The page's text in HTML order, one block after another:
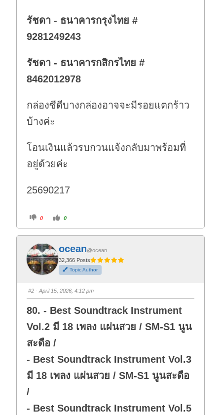
รัชดา - ธนาคารกรุงไทย #
9281249243
รัชดา - ธนาคารกสิกรไทย #
8462012978
กล่องซีดีบางกล่องอาจจะมีรอยแตกร้าว
บ้างค่ะ
โอนเงินแล้วรบกวนแจ้งกลับมาพร้อมที่
อยู่ด้วยค่ะ
25690217
C
i
k
f
o
r
t
h
u
m
d
o
n
.
0
C
i
k
o
r
t
h
u
m
u
p
0
ocean@ocean
32,366 Posts
Topic Author
#2 · April 15, 2026, 4:12 pm
80. - Best Soundtrack Instrument
Vol.2 มี 18 เพลง แผ่นสวย / SM-S1 นูน
สะดือ /
- Best Soundtrack Instrument Vol.3
มี 18 เพลง แผ่นสวย / SM-S1 นูนสะดือ
/
- Best Soundtrack Instrument Vol.5